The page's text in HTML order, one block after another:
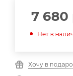
7 680
Нет в
Хочу в